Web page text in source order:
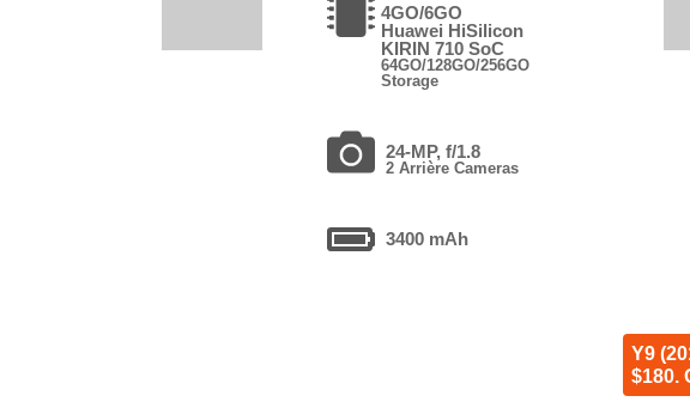
4GO/6GO
Huawei HiSilicon
KIRIN 710 SoC
64GO/128GO/256GO
Storage
24-MP, f/1.8
2 Arrière Cameras
3400 mAh
Y9
$180.